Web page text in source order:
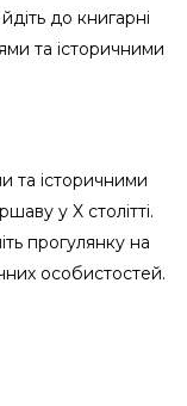
до книгарні
та історичними
та історичними
у X столітті.
прогулянку на
особистостей.